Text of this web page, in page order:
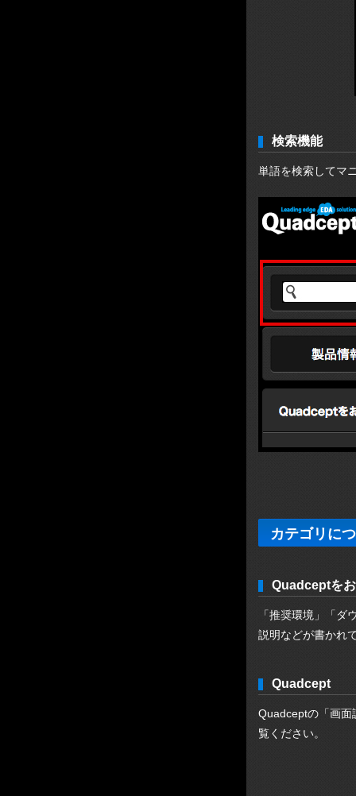
検索機能
単語を検索してマ
カテゴリに
Quadceptを
「推奨環境」「
説明などが書かれ
Quadcept
Quadceptの「画面
覧ください。